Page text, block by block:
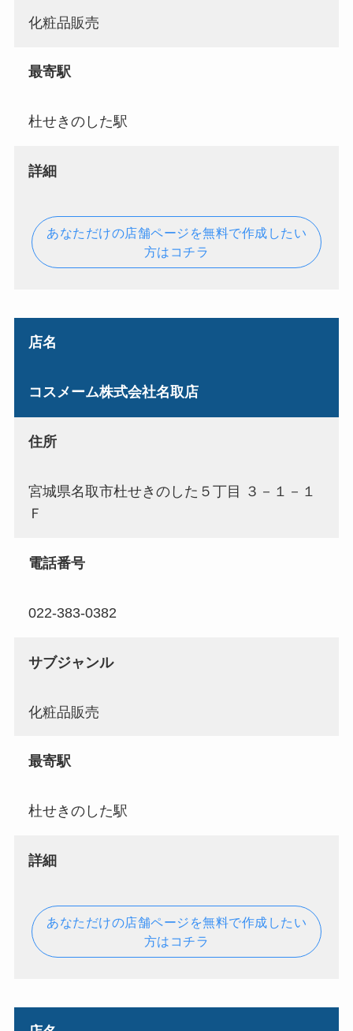
化粧品販売
最寄駅
杜せきのした駅
詳細
あなただけの店舗ページを無料で作成したい
方はコチラ
店名
コスメーム株式会社名取店
住所
宮城県名取市杜せきのした５丁目 ３－１－１
Ｆ
電話番号
022-383-0382
サブジャンル
化粧品販売
最寄駅
杜せきのした駅
詳細
あなただけの店舗ページを無料で作成したい
方はコチラ